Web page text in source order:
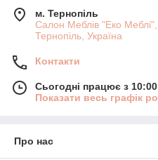
м. Тернопіль
Салон Меблів "Еко
Тернопіль, Україна
Контакти
Сьогодні працює з
Показати весь графік
Про нас